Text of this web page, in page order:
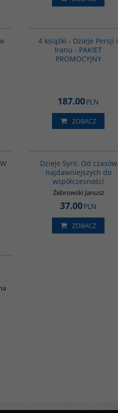
4 książki - Dzieje Persji i
Iranu - PAKIET
PROMOCYJNY
187.00PLN
ZOBACZ
Dzieje Syrii. Od czasów
najdawniejszych do
współczesności
Żebrowski Janusz
37.00PLN
ZOBACZ